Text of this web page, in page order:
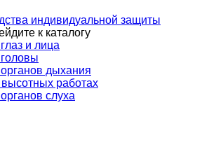
индивидуальной защиты
к каталогу
и лица
дыхания
работах
слуха